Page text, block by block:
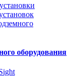
оборудования